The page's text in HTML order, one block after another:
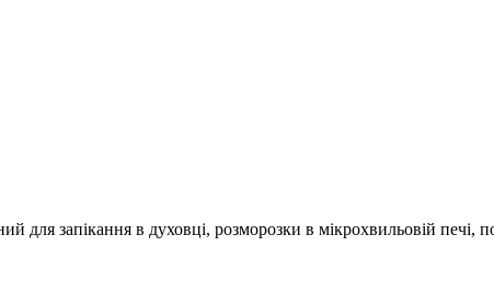
для запікання в духовці, розморозки в мікрохвильовій печі,